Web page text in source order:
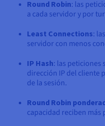
Round Robin: las
a cada servidor y por
Least Connections:
servidor con menos
IP Hash: las peticiones
dirección IP del cliente
de la sesión.
Round Robin
capacidad reciben más